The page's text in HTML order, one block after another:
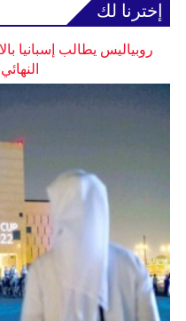
إخترنا لك
روبياليس يطالب إسبانيا